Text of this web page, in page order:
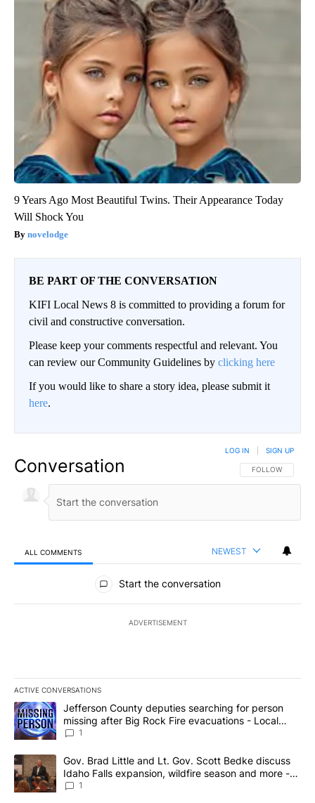
9 Years Ago Most Beautiful Twins. Their Appearance Today
Will Shock You
novelodge
BE PART OF THE CONVERSATION
KIFI Local News 8 is committed to providing a forum for
civil and constructive conversation.
Please keep your comments respectful and relevant. You
can review our Community Guidelines by clicking here
If you would like to share a story idea, please submit it
here.
Conversation FOLLOW THIS
FOLLOW
LOG IN SIGN UP
ALL COMMENTS NEWEST
All Comments
Start the conversation
ADVERTISEMENT
ACTIVE CONVERSATIONS
The following is a list of the most commented articles in the last
A trending article titled "Jefferson County deputies searching
Jefferson County deputies searching for person
missing after Big Rock Fire evacuations - Local
News 8
1
A trending article titled "Gov. Brad Little and Lt. Gov. Scott
Gov. Brad Little and Lt. Gov. Scott Bedke discuss
Idaho Falls expansion, wildfire season and more -
Local News 8
1